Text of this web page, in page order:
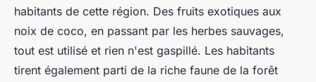
habitants de cette région. Des fruits exotiques aux
noix de coco, en passant par les herbes sauvages,
tout est utilisé et rien n'est gaspillé. Les habitants
tirent également parti de la riche faune de la forêt